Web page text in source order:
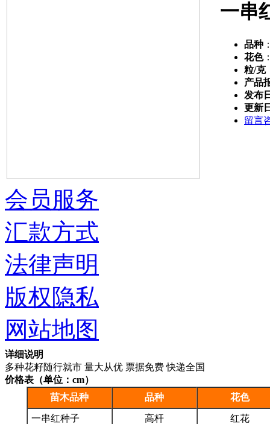
一串
品种
花色
粒/克
产品
发布
更新
留言
详细说明
多种花籽随行就市 量大从优 票据免费 快递全国
价格表（单位：cm）
苗木品种
品种 花色
一串红种子 高杆 红花
会员服务
汇款方式
法律声明
版权隐私
网站地图